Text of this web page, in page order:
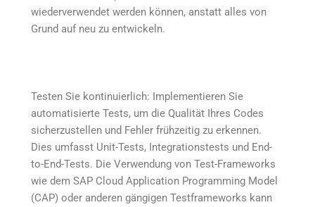
wiederverwendet werden können, anstatt alles von
Grund auf neu zu entwickeln.
Testen Sie kontinuierlich: Implementieren Sie
automatisierte Tests, um die Qualität Ihres Codes
sicherzustellen und Fehler frühzeitig zu erkennen.
Dies umfasst Unit-Tests, Integrationstests und End-
to-End-Tests. Die Verwendung von Test-Frameworks
wie dem SAP Cloud Application Programming Model
(CAP) oder anderen gängigen Testframeworks kann